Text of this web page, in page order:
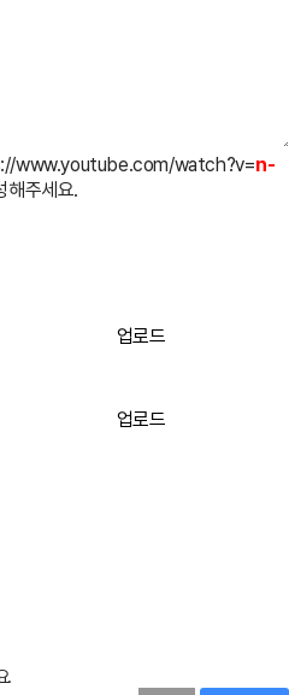
www.youtube.com/watch?v=n-
해주세요.
업로드
업로드
.